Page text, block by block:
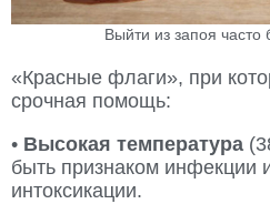
Выйти из запоя часто
«Красные флаги», при
срочная помощь:
• Высокая температура
быть признаком инфекции
интоксикации.